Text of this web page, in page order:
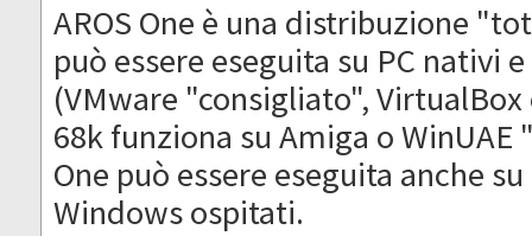
AROS One è una distribuzione
può essere eseguita su PC nativi
(VMware "consigliato", VirtualBox
68k funziona su Amiga o
One può essere eseguita anche
Windows ospitati.